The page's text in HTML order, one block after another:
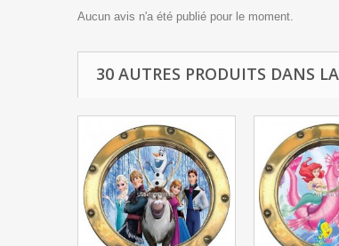
Aucun avis n'a été publié pour le moment.
30 AUTRES PRODUITS DANS